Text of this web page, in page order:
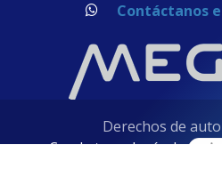
Contáctanos
Derechos de
Con la tecnología de